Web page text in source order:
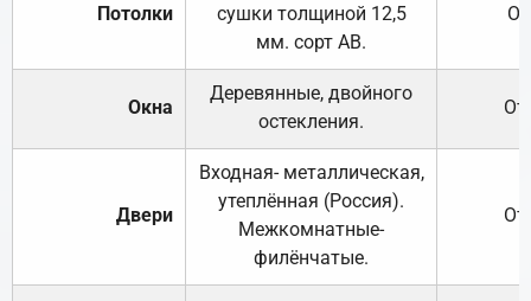
Потолки
сушки толщиной 12,5
мм. сорт АВ.
Окна
Деревянные, двойного
остекления.
Двери
Входная- металлическая,
утеплённая (Россия).
Межкомнатные-
филёнчатые.